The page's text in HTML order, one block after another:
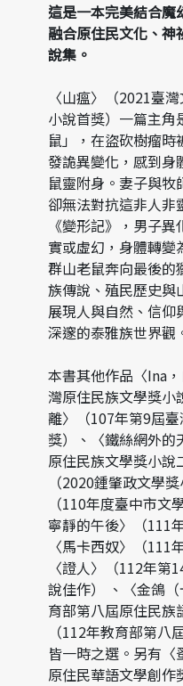
這是一本完美結合魔
融合原住民文化、神
說集。
〈山瘟〉（2021臺
小說首獎）一篇主角
鼠」，在盜砍樹瘤時
發詭異變化，感到身
鼠靈附身。妻子與牧
卻無法對抗這非人非
《變形記》，男子
實或虛幻，身體轉變
群山老鼠奔向最後的
族傳說、殖民歷史與
展現人與自然、信仰
深邃的泰雅族世界觀
本書其他作品〈Ina
灣原住民族文學獎小
離〉（107年第9屆
獎）、〈鐵絲網外的
原住民族文學獎小說
（2020鍾肇政文學
（110年度臺中市
寧靜的午後〉（111
〈馬卡西奴〉（111
〈證人〉（112年第
說佳作） 、〈金鴿
育部第八屆原住民族
（112年教育部第八
皆一時之選。另有
原住民華語文學創作